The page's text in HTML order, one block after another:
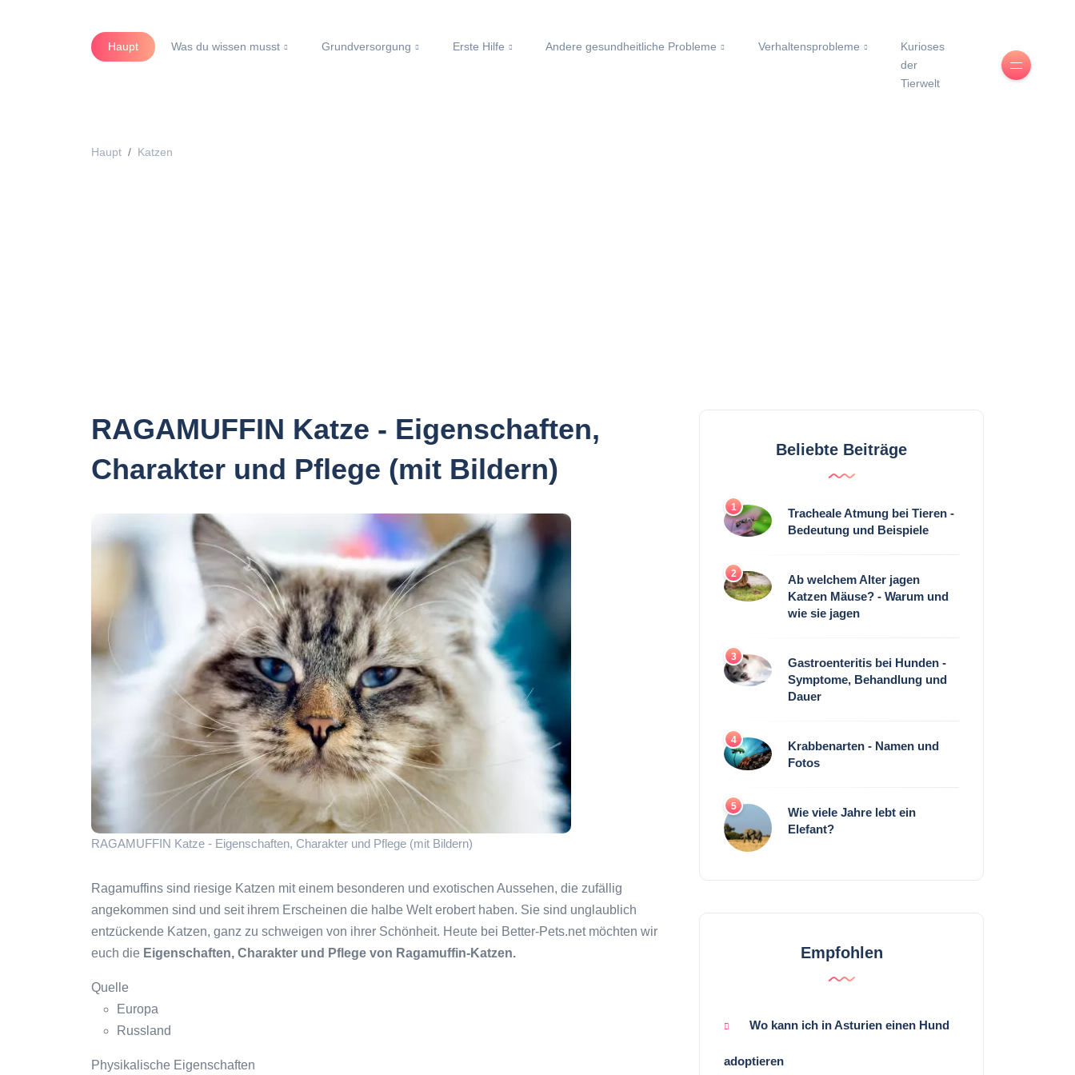
Haupt Was du wissen musst Grundversorgung Erste Hilfe Andere gesundheitliche Probleme Verhaltensprobleme
Kurioses
der
Tierwelt
Haupt Katzen
RAGAMUFFIN Katze - Eigenschaften,
Charakter und Pflege (mit Bildern)
RAGAMUFFIN Katze - Eigenschaften, Charakter und Pflege (mit Bildern)
Ragamuffins sind riesige Katzen mit einem besonderen und exotischen Aussehen, die zufällig
angekommen sind und seit ihrem Erscheinen die halbe Welt erobert haben. Sie sind unglaublich
entzückende Katzen, ganz zu schweigen von ihrer Schönheit. Heute bei Better-Pets.net möchten wir
euch die Eigenschaften, Charakter und Pflege von Ragamuffin-Katzen.
Quelle
Europa
Russland
Physikalische Eigenschaften
Beliebte Beiträge
1
Tracheale Atmung bei Tieren -
Bedeutung und Beispiele
2
Ab welchem ​​Alter jagen
Katzen Mäuse? - Warum und
wie sie jagen
3
Gastroenteritis bei Hunden -
Symptome, Behandlung und
Dauer
4
Krabbenarten - Namen und
Fotos
5
Wie viele Jahre lebt ein
Elefant?
Empfohlen
Wo kann ich in Asturien einen Hund
adoptieren